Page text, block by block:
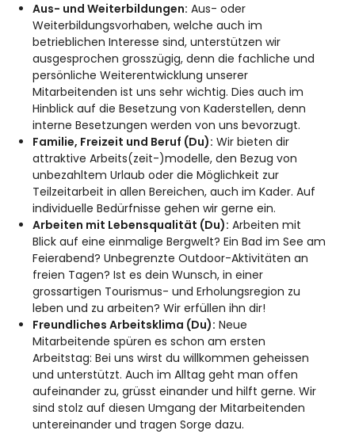
Aus- und Weiterbildungen: Aus- oder
Weiterbildungsvorhaben, welche auch im
betrieblichen Interesse sind, unterstützen wir
ausgesprochen grosszügig, denn die fachliche und
persönliche Weiterentwicklung unserer
Mitarbeitenden ist uns sehr wichtig. Dies auch im
Hinblick auf die Besetzung von Kaderstellen, denn
interne Besetzungen werden von uns bevorzugt.
Familie, Freizeit und Beruf (Du): Wir bieten dir
attraktive Arbeits(zeit-)modelle, den Bezug von
unbezahltem Urlaub oder die Möglichkeit zur
Teilzeitarbeit in allen Bereichen, auch im Kader. Auf
individuelle Bedürfnisse gehen wir gerne ein.
Arbeiten mit Lebensqualität (Du): Arbeiten mit
Blick auf eine einmalige Bergwelt? Ein Bad im See am
Feierabend? Unbegrenzte Outdoor-Aktivitäten an
freien Tagen? Ist es dein Wunsch, in einer
grossartigen Tourismus- und Erholungsregion zu
leben und zu arbeiten? Wir erfüllen ihn dir!
Freundliches Arbeitsklima (Du): Neue
Mitarbeitende spüren es schon am ersten
Arbeitstag: Bei uns wirst du willkommen geheissen
und unterstützt. Auch im Alltag geht man offen
aufeinander zu, grüsst einander und hilft gerne. Wir
sind stolz auf diesen Umgang der Mitarbeitenden
untereinander und tragen Sorge dazu.